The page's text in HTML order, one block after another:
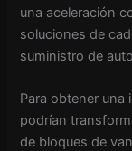
una aceleración
soluciones de
suministro de
Para obtener una
podrían
de bloques de